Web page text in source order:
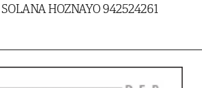
HOZNAYO 942524261